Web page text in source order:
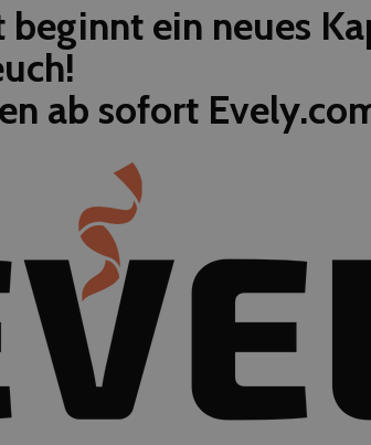
beginnt ein neues
ab sofort